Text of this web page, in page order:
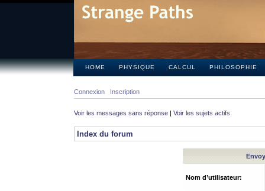
HOME PHYSIQUE CALCUL PHILOSOPHIE
Connexion Inscription
Voir les messages sans réponse | Voir les sujets actifs
Index du forum
Nom d’utilisateur: